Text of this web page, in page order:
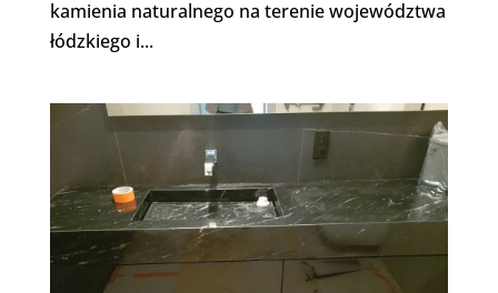
kamienia naturalnego na terenie województwa
łódzkiego i...